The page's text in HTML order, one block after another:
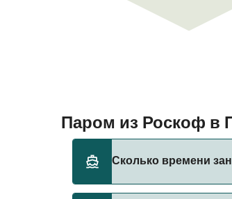
Паром из Роскоф
Сколько времени